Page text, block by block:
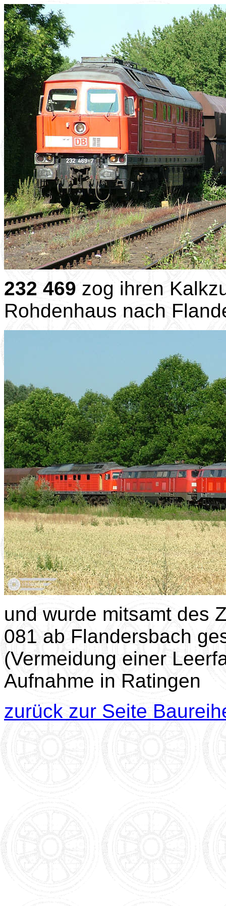
232 469zog ihren
Rohdenhaus nach
und wurde mitsamt des
081 ab Flandersbach
(Vermeidung einer
Aufnahme in Ratingen
zurück zur Seite